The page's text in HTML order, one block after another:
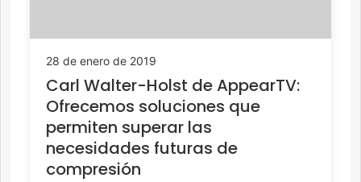
28 de enero de 2019
Carl Walter-Holst de AppearTV:
Ofrecemos soluciones que
permiten superar las
necesidades futuras de
compresión